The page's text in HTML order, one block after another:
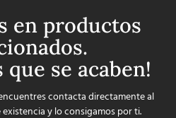
en productos
que se acaben!
contacta directamente al
y lo consigamos por ti.